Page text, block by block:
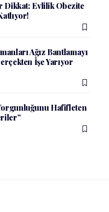
Dikkat: Evlilik Obezite
Ağız Bantlamayı
İşe Yarıyor
Hafifleten